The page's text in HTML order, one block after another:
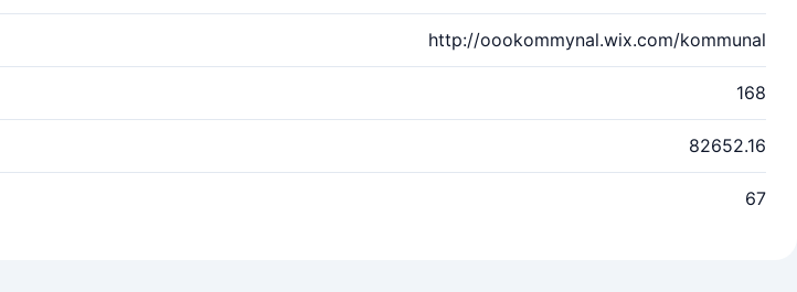
http://oookommynal.wix.com/kommunal
168
82652.16
67